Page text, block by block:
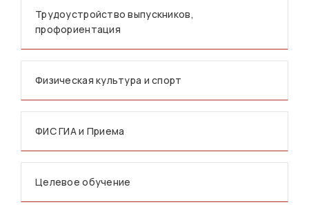
Трудоустройство выпускников,
профориентация
Физическая культура и спорт
ФИС ГИА и Приема
Целевое обучение